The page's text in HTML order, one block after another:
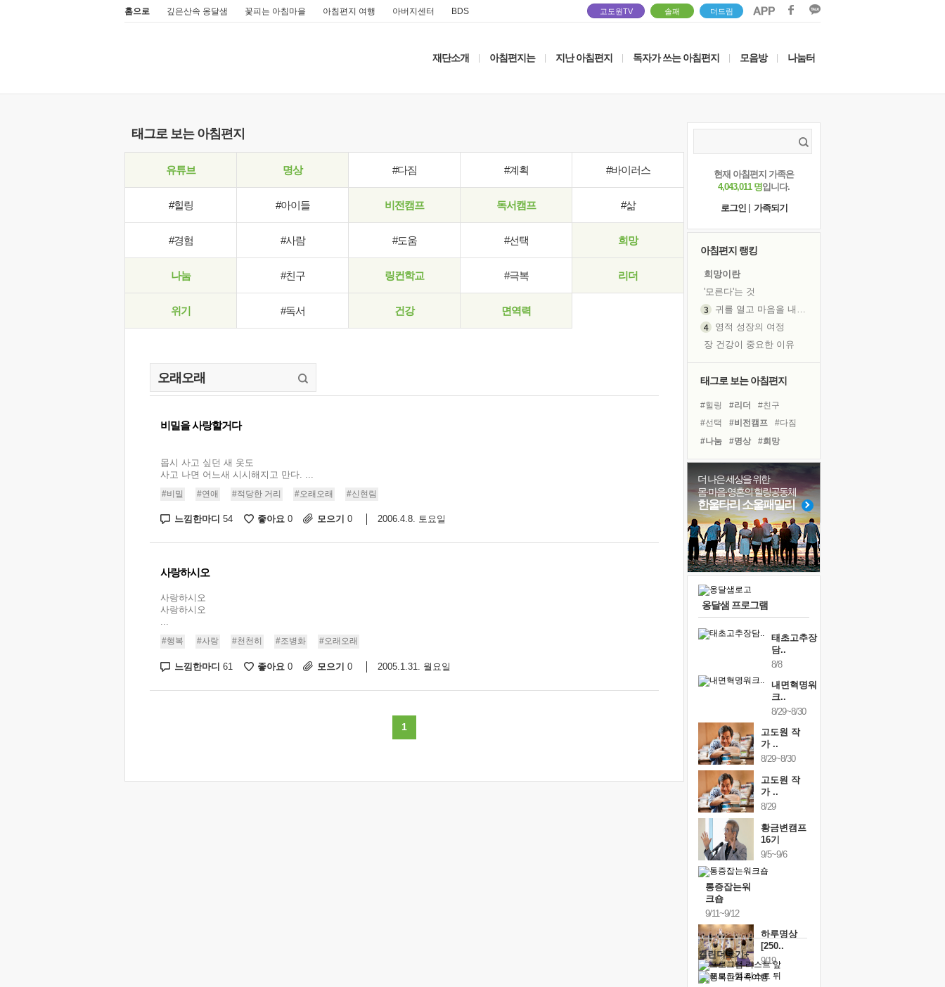
홈으로 깊은산속 옹달샘 꽃피는 아침마을 아침편지 여행 아버지센터 BDS 고도원TV 솔패 더드림
재단소개 아침편지는 지난 아침편지 독자가 쓰는 아침편지 모음방 나눔터
태그로 보는 아침편지
유튜브 명상 #다짐 #계획 #바이러스
#힐링 #아이들 비전캠프 독서캠프 #삶
#경험 #사람 #도움 #선택 희망
나눔 #친구 링컨학교 #극복 리더
위기 #독서 건강 면역력
비밀을 사랑할거다
몹시 사고 싶던 새 옷도
사고 나면 어느새 시시해지고 만다. ...
#비밀 #연애 #적당한 거리 #오래오래 #신현림
느낌한마디 54 좋아요 0 모으기 0 2006.4.8. 토요일
사랑하시오
사랑하시오
사랑하시오
...
#행복 #사랑 #천천히 #조병화 #오래오래
느낌한마디 61 좋아요 0 모으기 0 2005.1.31. 월요일
1
현재 아침편지 가족은
4,043,011 명입니다.
로그인
가족되기
아침편지 랭킹
희망이란
'모른다'는 것
귀를 열고 마음을 내어주고
영적 성장의 여정
장 건강이 중요한 이유
흙이 된 몸으로 출근하는 여자
꿈이 실제가 되는 것
'말 타는 법'을 먼저
졸업식 사진을 보며
아픈 아버지를 위한 공간 설계
극심한 변비, 어깨결림, 수면 장애
슬럼프
보고 싶은 어머니
못된 꼰대들
태그로 보는 아침편지
#힐링 #리더
#친구
#선택
#비전캠프
#다짐
#나눔
#명상
#희망
#계획
#경험
#위기
#아이들
#삶
#유튜브
#도움
#바이러스
#건강
#독서
#사람
#면역력
#극복
더 나은 세상을 위한
몸·마음·영혼의 힐링공동체
한울타리 소울패밀리
옹달샘 프로그램
태초고추장
담..
8/8
내면혁명워
크..
8/29~8/30
고도원 작
가 ..
8/29~8/30
고도원 작
가 ..
8/29
황금변캠프
16기
9/5~9/6
통증잡는워
크숍
9/11~9/12
하루명상
[250..
9/19
캘린더보기+